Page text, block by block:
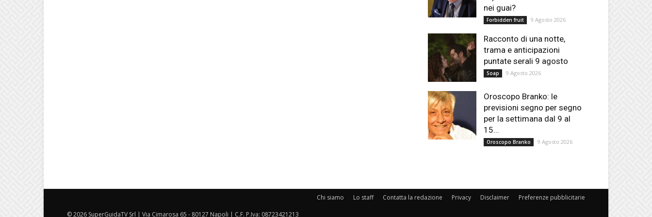
nei guai?
Forbidden fruit 9 Agosto 2026
Racconto di una notte,
trama e anticipazioni
puntate serali 9 agosto
Soap 9 Agosto 2026
Oroscopo Branko: le
previsioni segno per segno
per la settimana dal 9 al
15...
Oroscopo Branko 9 Agosto 2026
Chi siamo Lo staff Contatta la redazione Privacy Disclaimer Preferenze pubblicitarie
© 2026 SuperGuidaTV Srl | Via Cimarosa 65 - 80127 Napoli | C.F. P.Iva: 08723421213